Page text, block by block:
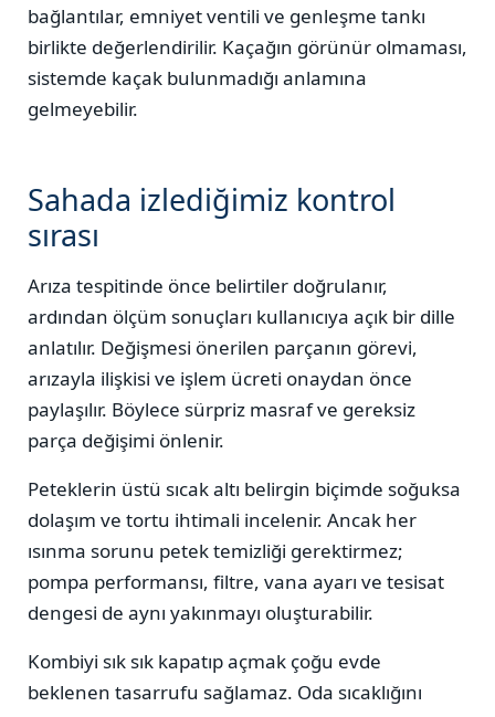
bağlantılar, emniyet ventili ve genleşme tankı
birlikte değerlendirilir. Kaçağın görünür olmaması,
sistemde kaçak bulunmadığı anlamına
gelmeyebilir.
Sahada izlediğimiz kontrol
sırası
Arıza tespitinde önce belirtiler doğrulanır,
ardından ölçüm sonuçları kullanıcıya açık bir dille
anlatılır. Değişmesi önerilen parçanın görevi,
arızayla ilişkisi ve işlem ücreti onaydan önce
paylaşılır. Böylece sürpriz masraf ve gereksiz
parça değişimi önlenir.
Peteklerin üstü sıcak altı belirgin biçimde soğuksa
dolaşım ve tortu ihtimali incelenir. Ancak her
ısınma sorunu petek temizliği gerektirmez;
pompa performansı, filtre, vana ayarı ve tesisat
dengesi de aynı yakınmayı oluşturabilir.
Kombiyi sık sık kapatıp açmak çoğu evde
beklenen tasarrufu sağlamaz. Oda sıcaklığını